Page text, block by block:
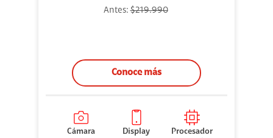
Antes:$219.990
Conoce más
Cámara
Display
Procesador